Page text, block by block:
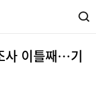
사 이틀째…기